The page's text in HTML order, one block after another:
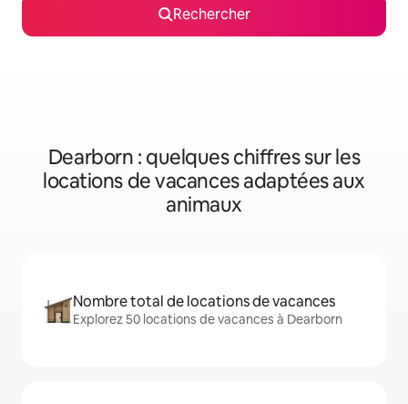
Rechercher
Dearborn : quelques chiffres sur les
locations de vacances adaptées aux
animaux
Nombre total de locations de vacances
Explorez 50 locations de vacances à Dearborn